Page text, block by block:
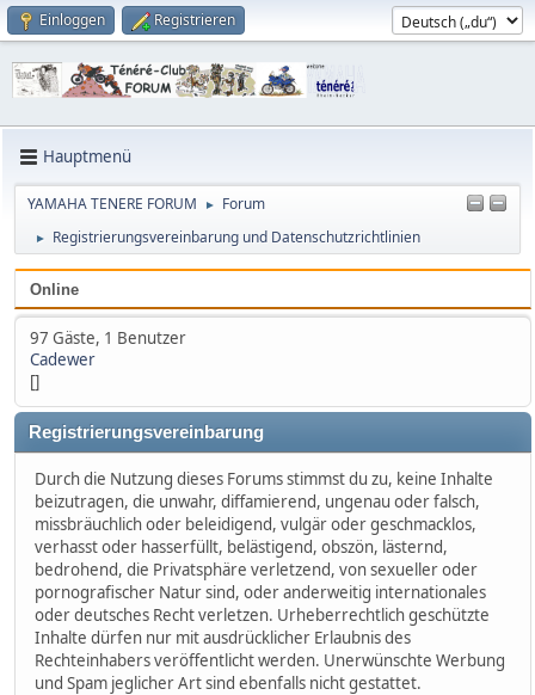
Einloggen Registrieren
Hauptmenü
YAMAHA TENERE FORUM ► Forum
► Registrierungsvereinbarung und Datenschutzrichtlinien
Online
97 Gäste, 1 Benutzer
Cadewer
[]
Registrierungsvereinbarung
Durch die Nutzung dieses Forums stimmst du zu, keine Inhalte
beizutragen, die unwahr, diffamierend, ungenau oder falsch,
missbräuchlich oder beleidigend, vulgär oder geschmacklos,
verhasst oder hasserfüllt, belästigend, obszön, lästernd,
bedrohend, die Privatsphäre verletzend, von sexueller oder
pornografischer Natur sind, oder anderweitig internationales
oder deutsches Recht verletzen. Urheberrechtlich geschützte
Inhalte dürfen nur mit ausdrücklicher Erlaubnis des
Rechteinhabers veröffentlicht werden. Unerwünschte Werbung
und Spam jeglicher Art sind ebenfalls nicht gestattet.